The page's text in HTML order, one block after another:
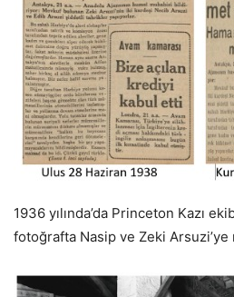
1936 yılında’da Princeton Kazı
fotoğrafta Nasip ve Zeki Arsuzi’ye